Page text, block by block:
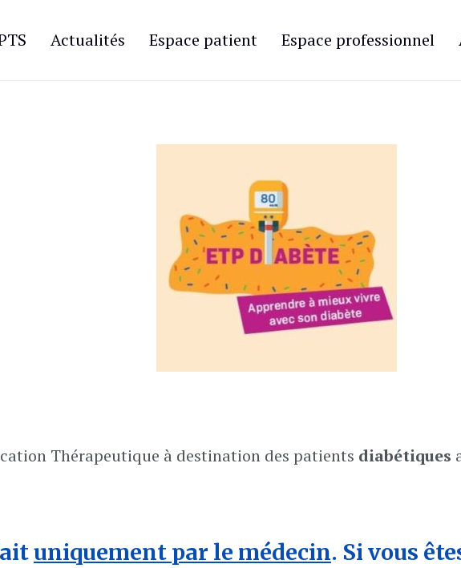
Actualités Espace patient Espace professionnel
Thérapeutique à destination des patients diabétiques
uniquement par le médecin. Si vous